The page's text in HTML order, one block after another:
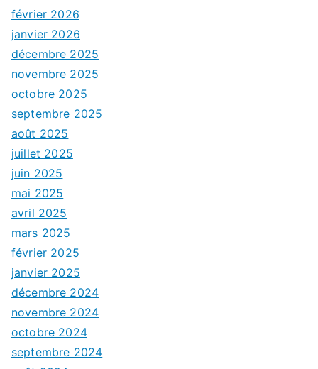
février 2026
janvier 2026
décembre 2025
novembre 2025
octobre 2025
septembre 2025
août 2025
juillet 2025
juin 2025
mai 2025
avril 2025
mars 2025
février 2025
janvier 2025
décembre 2024
novembre 2024
octobre 2024
septembre 2024